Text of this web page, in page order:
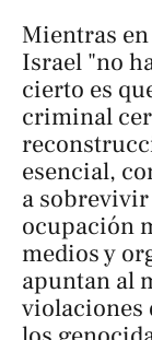
Mientras
Israel "no
cierto es
criminal
esencial,
a
ocupación
medios y
apuntan al
violaciones